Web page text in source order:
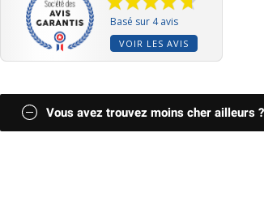
Basé sur 4 avis
VOIR LES AVIS
Vous avez trouvez moins cher ailleurs ?